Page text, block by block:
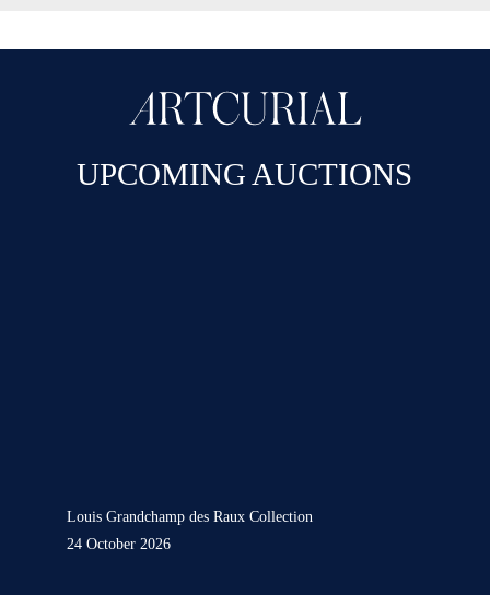
UPCOMING AUCTIONS
Louis Grandchamp des Raux Collection
24 October 2026